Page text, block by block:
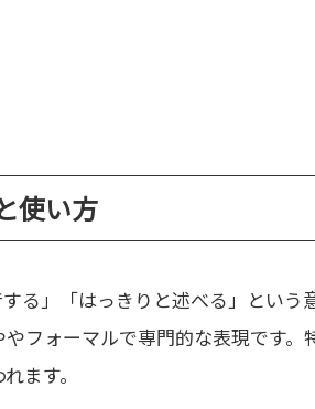
使い方
る」「はっきりと述べる」という
フォーマルで専門的な表現です。
ます。